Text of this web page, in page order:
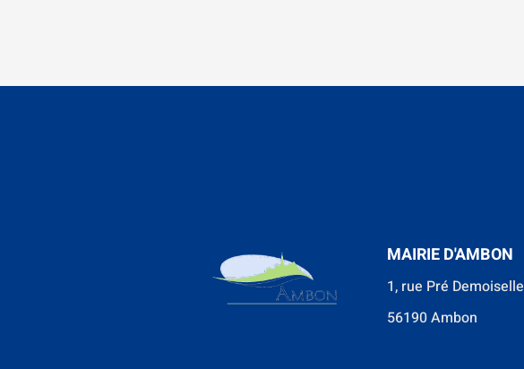
MAIRIE D'AMBON
1, rue Pré Demoiselle
56190 Ambon